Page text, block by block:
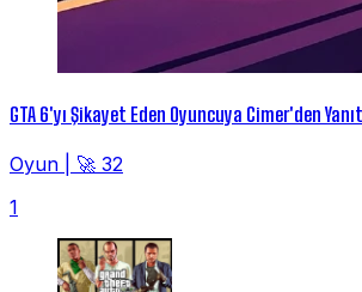
GTA 6'yı Şikayet Eden Oyuncuya Cimer'den
Oyun
🚀 32
1